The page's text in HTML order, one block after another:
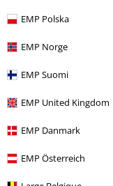
EMP Polska
EMP Norge
EMP Suomi
EMP United Kingdom
EMP Danmark
EMP Österreich
119.90 zł